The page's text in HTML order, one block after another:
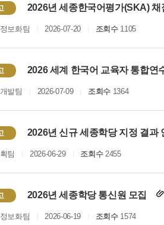
2026년 세종한국어평가(SKA) 채
보화팀 2026-07-20 조회수1105
2026 세계 한국어 교육자 통합연
발팀 2026-07-09 조회수 1364
2026년 신규 세종학당 지정 결과
팀 2026-06-29 조회수2455
2026년 세종학당 통신원 모집
보화팀 2026-06-19 조회수1574